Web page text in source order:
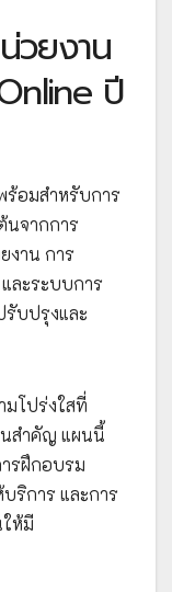
วยงาน
ปี
ร้อมสำหรับการ
นจากการ
งาน การ
ละระบบการ
บปรุงและ
โปร่งใสที่
นสำคัญ แผนนี้
รฝึกอบรม
ริการ และการ
ห้มี